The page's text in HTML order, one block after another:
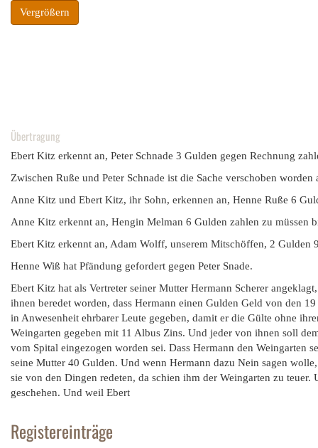
Vergrößern
Übertragung
Ebert Kitz erkennt an, Peter Schnade 3 Gulden gegen Rechnung
Zwischen Ruße und Peter Schnade ist die Sache verschoben
Anne Kitz und Ebert Kitz, ihr Sohn, erkennen an, Henne Ruße 6
Anne Kitz erkennt an, Hengin Melman 6 Gulden zahlen zu müssen
Ebert Kitz erkennt an, Adam Wolff, unserem Mitschöffen, 2 Gulden
Henne Wiß hat Pfändung gefordert gegen Peter Snade.
Ebert Kitz hat als Vertreter seiner Mutter Hermann Scherer
ihnen beredet worden, dass Hermann einen Gulden Geld von den
in Anwesenheit ehrbarer Leute gegeben, damit er die Gülte ohne
Weingarten gegeben mit 11 Albus Zins. Und jeder von ihnen soll
vom Spital eingezogen worden sei. Dass Hermann den Weingarten
seine Mutter 40 Gulden. Und wenn Hermann dazu Nein sagen
sie von den Dingen redeten, da schien ihm der Weingarten zu
geschehen. Und weil Ebert
Registereinträge